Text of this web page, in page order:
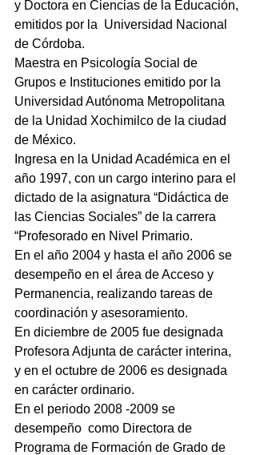
y Doctora en Ciencias de la Educación,
emitidos por la  Universidad Nacional
de Córdoba.
Maestra en Psicología Social de
Grupos e Instituciones emitido por la
Universidad Autónoma Metropolitana
de la Unidad Xochimilco de la ciudad
de México.
Ingresa en la Unidad Académica en el
año 1997, con un cargo interino para el
dictado de la asignatura “Didáctica de
las Ciencias Sociales” de la carrera
“Profesorado en Nivel Primario.
En el año 2004 y hasta el año 2006 se
desempeño en el área de Acceso y
Permanencia, realizando tareas de
coordinación y asesoramiento.
En diciembre de 2005 fue designada
Profesora Adjunta de carácter interina,
y en el octubre de 2006 es designada
en carácter ordinario.
En el periodo 2008 -2009 se
desempeño  como Directora de
Programa de Formación de Grado de